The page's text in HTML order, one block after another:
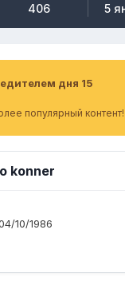
406 5
дня 15
популярный контент!
konner
10/1986